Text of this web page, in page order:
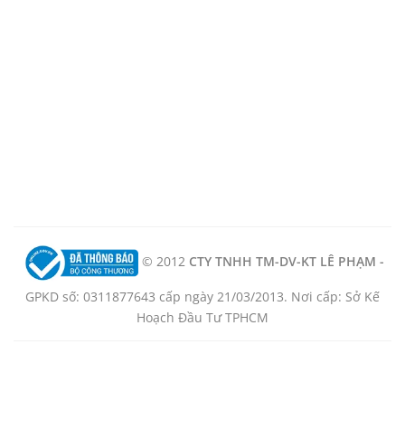
© 2012 CTY TNHH TM-DV-KT LÊ PHẠM -
GPKD số: 0311877643 cấp ngày 21/03/2013. Nơi cấp: Sở Kế
Hoạch Đầu Tư TPHCM